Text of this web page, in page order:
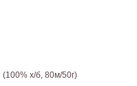
х/б, 80м/50г)